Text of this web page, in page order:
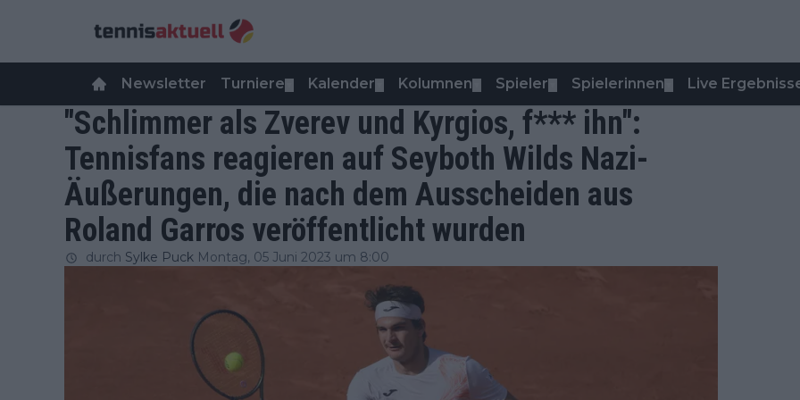
Newsletter Turniere Kalender Kolumnen Spieler Spielerinnen Live
"Schlimmer als Zverev und Kyrgios, f*** ihn":
Tennisfans reagieren auf Seyboth Wilds Nazi-
Äußerungen, die nach dem Ausscheiden aus
Roland Garros veröffentlicht wurden
durch Sylke Puck Montag, 05 Juni 2023 um 8:00